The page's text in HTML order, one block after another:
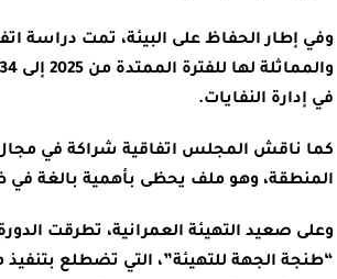
وفي إطار الحفاظ على البيئة، تمت دراسة
في إدارة النفايات.
كما ناقش المجلس اتفاقية شراكة في مجال
المنطقة، وهو ملف يحظى بأهمية بالغة في
وعلى صعيد التهيئة العمرانية، تطرقت
“طنجة الجهة للتهيئة”، التي تضطلع